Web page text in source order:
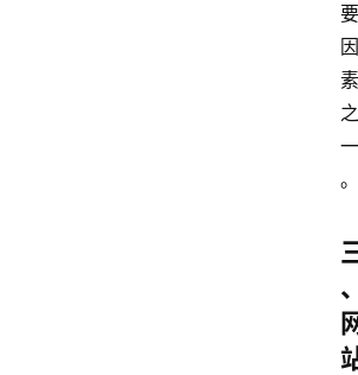
要
因
素
之
一
。